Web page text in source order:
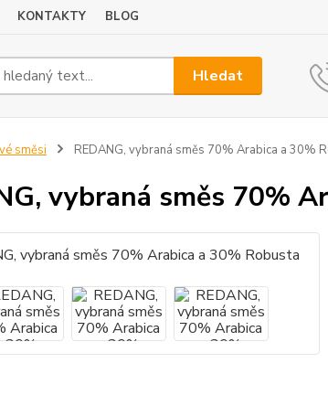
KONTAKTY BLOG
Hledat
směsi REDANG, vybraná směs 70% Arabica a 30%
vybraná směs 70%